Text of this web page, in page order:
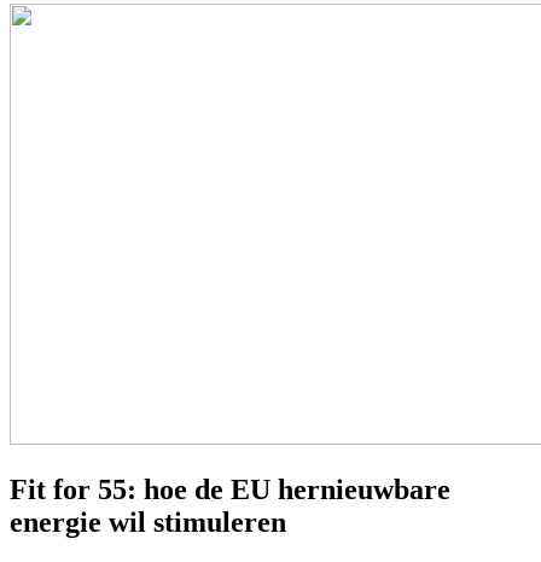
Fit for 55: hoe de EU hernieuwbare
energie wil stimuleren